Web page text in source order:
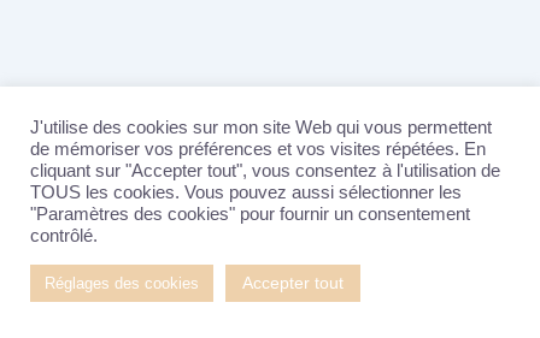
Pour prendre contact
Mentions Légales
Politique de confidentialité
Propulsé par
Thème WordPress Astra
J'utilise des cookies sur mon site Web qui vous permettent
de mémoriser vos préférences et vos visites répétées. En
cliquant sur "Accepter tout", vous consentez à l'utilisation de
TOUS les cookies. Vous pouvez aussi sélectionner les
"Paramètres des cookies" pour fournir un consentement
contrôlé.
Réglages des cookies Accepter tout